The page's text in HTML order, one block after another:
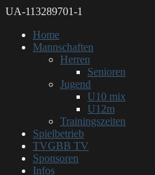
UA-113289701-1
Home
Mannschaften
Herren
Senioren
Jugend
U10 mix
U12m
Trainingszeiten
Spielbetrieb
TVGBB TV
Sponsoren
Infos